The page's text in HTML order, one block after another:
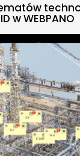
w WEBPANO